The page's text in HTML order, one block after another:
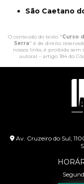
São Caetano
O conteúdo do texto "Curso
Serra" é de direito
nossos links, é proibida
autoral – artigo 184 do
Av. Cruzeiro do Sul,